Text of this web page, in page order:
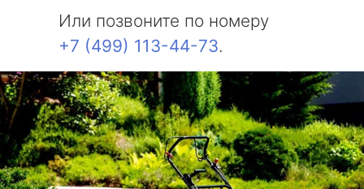
Или позвоните по номеру
+7 (499) 113-44-73.